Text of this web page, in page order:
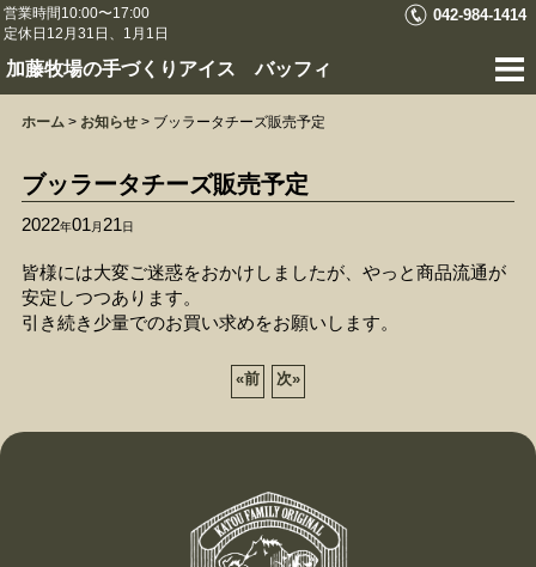
営業時間10:00〜17:00
定休日12月31日、1月1日
042-984-1414
加藤牧場の手づくりアイス バッフィ
ホーム > お知らせ > ブッラータチーズ販売予定
ブッラータチーズ販売予定
2022年01 月 21日
皆様には大変ご迷惑をおかけしましたが、やっと商品流通が
安定しつつあります。
引き続き少量でのお買い求めをお願いします。
«前 次»